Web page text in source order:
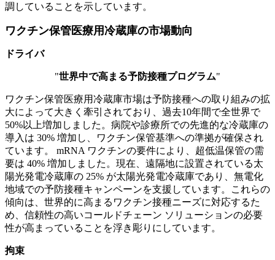
調していることを示しています。
ワクチン保管医療用冷蔵庫の市場動向
ドライバ
"世界中で高まる予防接種プログラム"
ワクチン保管医療用冷蔵庫市場は予防接種への取り組みの拡
大によって大きく牽引されており、過去10年間で全世界で
50%以上増加しました。病院や診療所での先進的な冷蔵庫の
導入は 30% 増加し、ワクチン保管基準への準拠が確保され
ています。 mRNA ワクチンの要件により、超低温保管の需
要は 40% 増加しました。現在、遠隔地に設置されている太
陽光発電冷蔵庫の 25% が太陽光発電冷蔵庫であり、無電化
地域での予防接種キャンペーンを支援しています。これらの
傾向は、世界的に高まるワクチン接種ニーズに対応するた
め、信頼性の高いコールドチェーン ソリューションの必要
性が高まっていることを浮き彫りにしています。
拘束